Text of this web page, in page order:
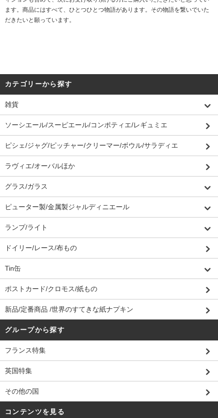
ます。商品にはすべて、ひとつひとつ物語があります。その物語を繋いでいた
だきたいと願っています。
カテゴリーから探す
雑貨
ソーシエール/スーピエール/コンポティエ/レギュミエ
ピシェ/ジャグ/ピッチャー/クリーマー/ボウル/サラディエ
ラヴィエ/オーバルほか
グラス/ガラス
ピューター製/金属製ジャルディニエール
ランプ/ライト
ドイリー/レース/布もの
Tin缶
ポストカード/クロモス/紙もの
新品/定番商品 /世界のすてきな紙ナプキン
グループから探す
フランス特集
英国特集
その他の国
コンテンツを見る